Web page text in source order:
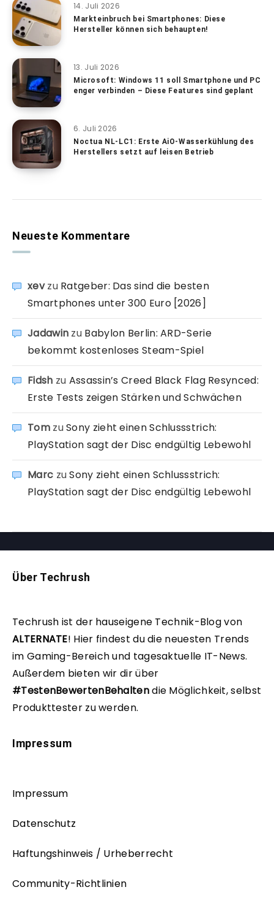
14. Juli 2026
Markteinbruch bei Smartphones: Diese
Hersteller können sich behaupten!
13. Juli 2026
Microsoft: Windows 11 soll Smartphone und PC
enger verbinden – Diese Features sind geplant
6. Juli 2026
Noctua NL-LC1: Erste AiO-Wasserkühlung des
Herstellers setzt auf leisen Betrieb
Neueste Kommentare
xevzu Ratgeber: Das sind die besten
Smartphones unter 300 Euro [2026]
Jadawin zu Babylon Berlin: ARD-Serie
bekommt kostenloses Steam-Spiel
Fidsh zu Assassin’s Creed Black Flag Resynced:
Erste Tests zeigen Stärken und Schwächen
TomzuSony zieht einen Schlussstrich:
PlayStation sagt der Disc endgültig Lebewohl
Marc zuSony zieht einen Schlussstrich:
PlayStation sagt der Disc endgültig Lebewohl
Über Techrush
Techrush ist der hauseigene Technik-Blog von
ALTERNATE! Hier findest du die neuesten Trends
im Gaming-Bereich und tagesaktuelle IT-News.
Außerdem bieten wir dir über
#TestenBewertenBehaltendie Möglichkeit, selbst
Produkttester zu werden.
Impressum
Impressum
Datenschutz
Haftungshinweis / Urheberrecht
Community-Richtlinien